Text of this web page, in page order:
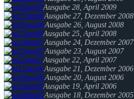
Ausgabe 28, April 2009
Ausgabe 27, Dezember 2008
Ausgabe 26, August 2008
Ausgabe 25, April 2008
Ausgabe 24, Dezember 2007
Ausgabe 23, August 2007
Ausgabe 22, April 2007
Ausgabe 21, Dezember 2006
Ausgabe 20, August 2006
Ausgabe 19, April 2006
Ausgabe 18, Dezember 2005